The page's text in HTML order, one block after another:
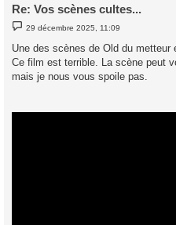
Re: Vos scènes cultes...
M
e
s
a
g
e
29 décembre 2025, 11:09
Une des scènes de Old du metteur
Ce film est terrible. La scène peut
mais je nous vous spoile pas.